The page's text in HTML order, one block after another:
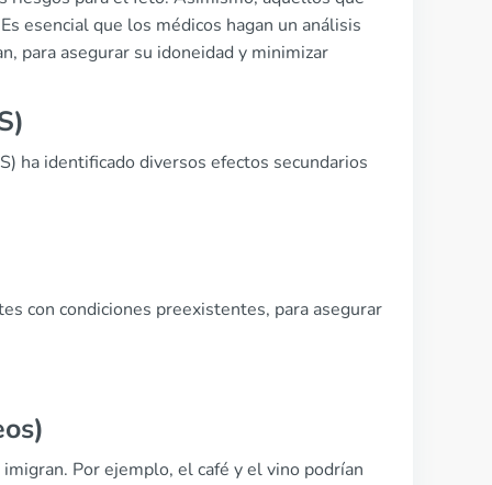
esencial que los médicos hagan un análisis
para asegurar su idoneidad y minimizar
ha identificado diversos efectos secundarios
con condiciones preexistentes, para asegurar
Por ejemplo, el café y el vino podrían